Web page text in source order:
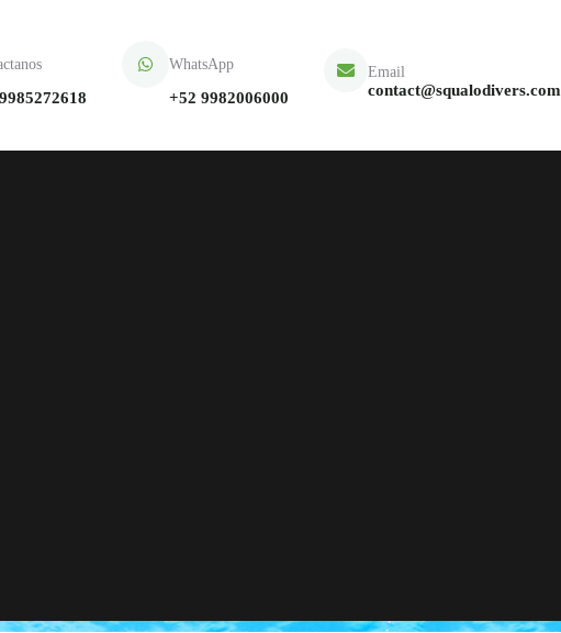
WhatsApp
+52 9982006000
Email
contact@squalodivers.com